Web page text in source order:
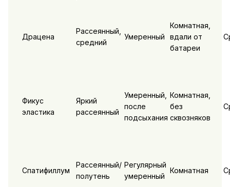
Драцена
Рассеянный,
средний
Умеренный
Комнатная,
вдали от
батареи
Фикус
эластика
Яркий
рассеянный
Умеренный,
после
подсыхания
Комнатная,
без
сквозняков
Спатифиллум
Рассеянный/
полутень
Регулярный
умеренный
Комнатная